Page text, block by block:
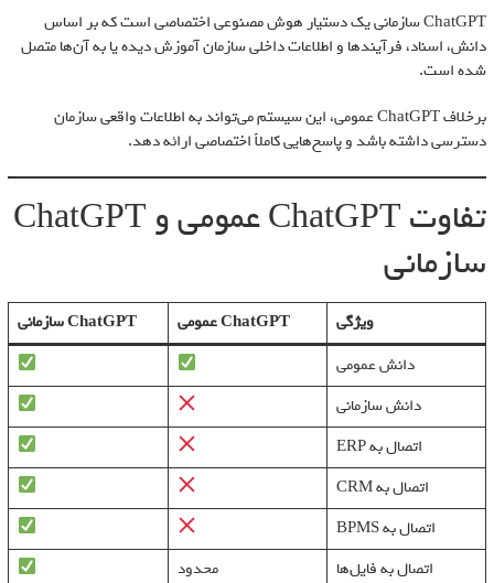
ChatGPT سازمانی یک دستیار هوش مصنوعی اختصاصی است که بر اساس
دانش، اسناد، فرآیندها و اطلاعات داخلی سازمان آموزش دیده یا به آن‌ها متصل
شده است.
برخلاف ChatGPT عمومی، این سیستم می‌تواند به اطلاعات واقعی سازمان
دسترسی داشته باشد و پاسخ‌هایی کاملاً اختصاصی ارائه دهد.
تفاوت ChatGPT عمومی و ChatGPT
سازمانی
ویژگی ChatGPT عمومی
ChatGPT سازمانی
دانش عمومی
دانش سازمانی
اتصال به ERP
اتصال به CRM
اتصال به BPMS
اتصال به فایل‌ها
محدود